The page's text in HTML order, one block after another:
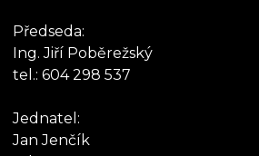
Předseda:
Ing. Jiří Poběrežský
tel.: 604 298 537
Jednatel:
Jan Jenčík